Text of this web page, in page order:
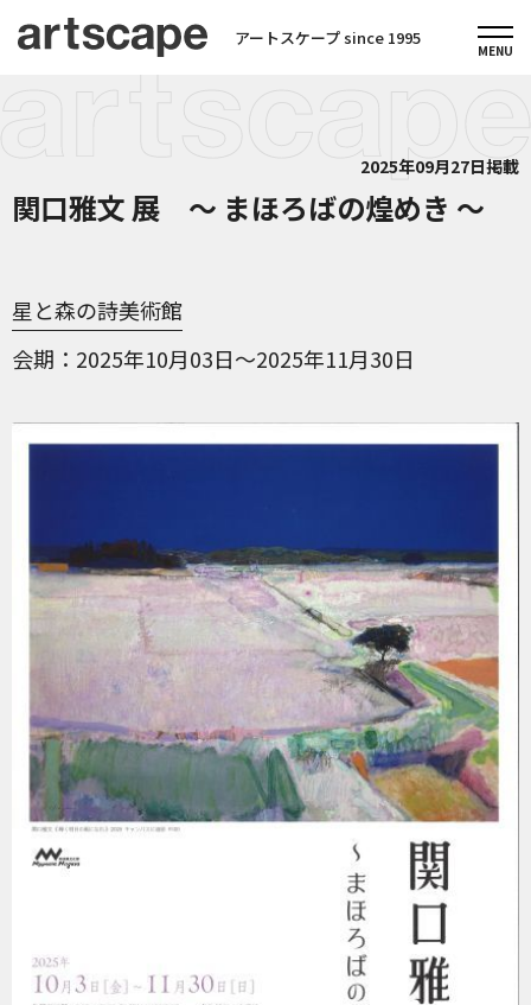
アートスケープ since 1995
2025年09月27日掲載
関口雅文 展 ～ まほろばの煌めき ～
星と森の詩美術館
会期
2025年10月03日～2025年11月30日